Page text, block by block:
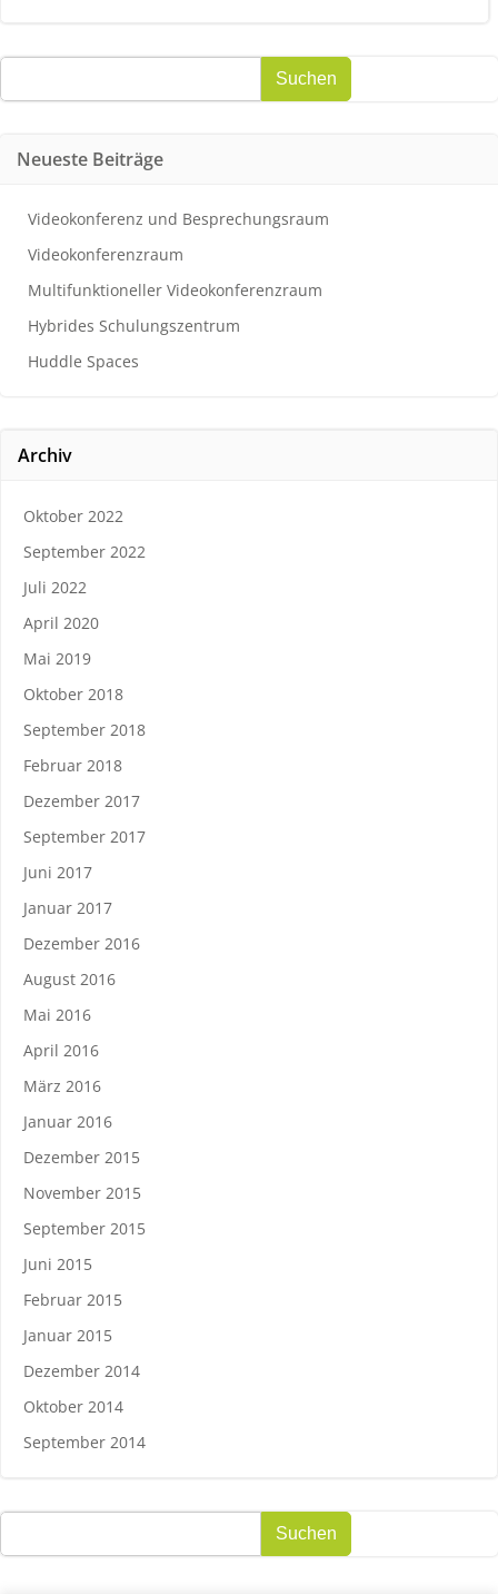
Suchen Suchen
Neueste Beiträge
Videokonferenz und Besprechungsraum
Videokonferenzraum
Multifunktioneller Videokonferenzraum
Hybrides Schulungszentrum
Huddle Spaces
Archiv
Oktober 2022
September 2022
Juli 2022
April 2020
Mai 2019
Oktober 2018
September 2018
Februar 2018
Dezember 2017
September 2017
Juni 2017
Januar 2017
Dezember 2016
August 2016
Mai 2016
April 2016
März 2016
Januar 2016
Dezember 2015
November 2015
September 2015
Juni 2015
Februar 2015
Januar 2015
Dezember 2014
Oktober 2014
September 2014
Suchen Suchen